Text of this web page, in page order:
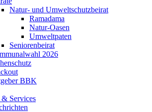
Natur- und Umweltschutzbeirat
Ramadama
Natur-Oasen
Umweltpaten
Seniorenbeirat
2026
BBK
Services